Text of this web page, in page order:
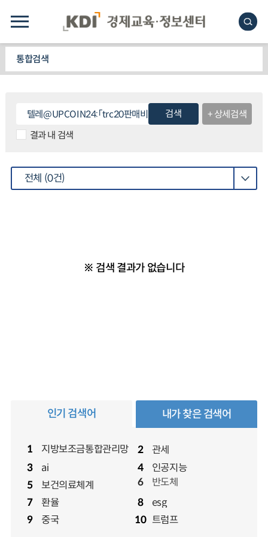
통합검색
검색
+ 상세검색
결과 내 검색
전체 (0건)
※ 검색 결과가 없습니다
인기 검색어
1 지방보조금통합관리망 2
관세
3
ai 4
인공지능
5
보건의료체계
6 반도체
6 반도체
7 환율 8
esg
9
중국 10 트럼프
내가 찾은 검색어